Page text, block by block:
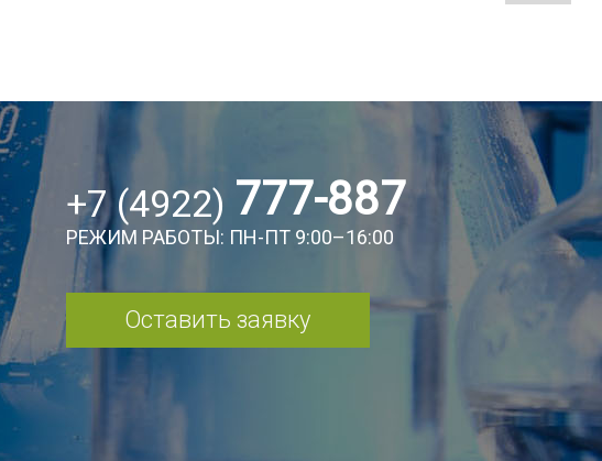
+7 (4922) 777-887
РЕЖИМ РАБОТЫ: ПН-ПТ 9:00–16:00
Оставить заявку